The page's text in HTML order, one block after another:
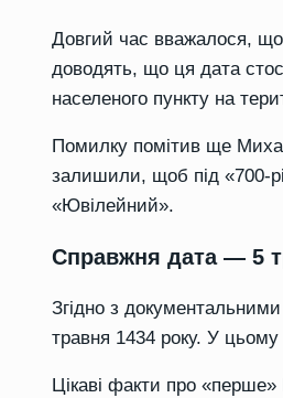
Довгий час вважалося, що
доводять, що ця дата
населеного пункту на
Помилку помітив ще
залишили, щоб під «700-
«Ювілейний».
Справжня дата — 5
Згідно з
травня 1434 року. У
Цікаві факти про «перше»